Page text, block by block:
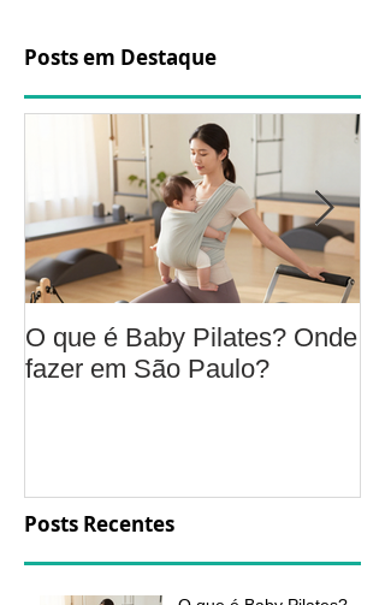
Posts em Destaque
O que é Baby Pilates? Onde
fazer em São Paulo?
Posts Recentes